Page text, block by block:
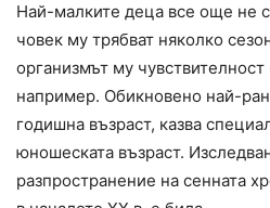
Най-малките деца все още не
човек му трябват няколко
организмът му
например. Обикновено най-
годишна възраст, казва
юношеската възраст.
разпространение на сенната